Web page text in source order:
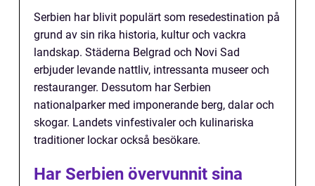
Serbien har blivit populärt som resedestination på
grund av sin rika historia, kultur och vackra
landskap. Städerna Belgrad och Novi Sad
erbjuder levande nattliv, intressanta museer och
restauranger. Dessutom har Serbien
nationalparker med imponerande berg, dalar och
skogar. Landets vinfestivaler och kulinariska
traditioner lockar också besökare.
Har Serbien övervunnit sina